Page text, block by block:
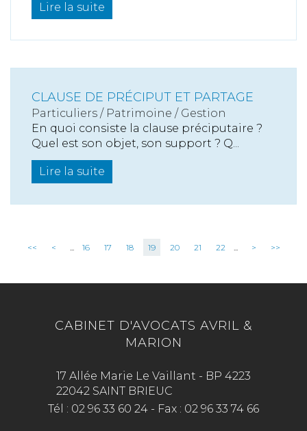
Lire la suite
CLAUSE DE PRÉCIPUT ET PARTAGE
Particuliers / Patrimoine / Gestion
En quoi consiste la clause préciputaire ?
Quel est son objet, son support ? Q...
Lire la suite
<< < ... 16 17 18 19 20 21 22 ... > >>
CABINET D'AVOCATS AVRIL &
MARION
17 Allée Marie Le Vaillant - BP 4223
22042 SAINT BRIEUC
Tél : 02 96 33 60 24 - Fax : 02 96 33 74 66